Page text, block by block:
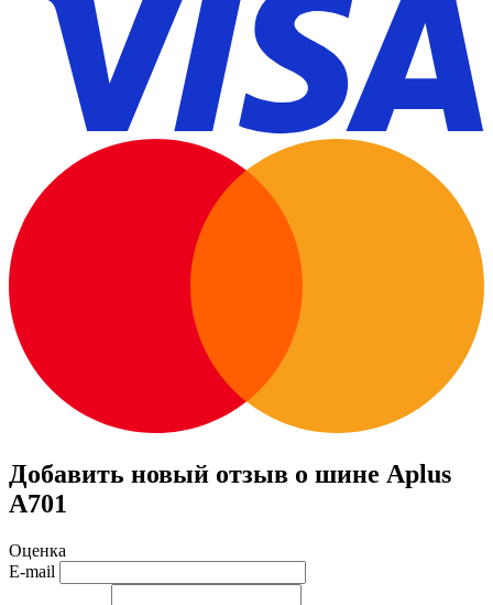
Добавить новый отзыв о шине Aplus
A701
Оценка
E-mail